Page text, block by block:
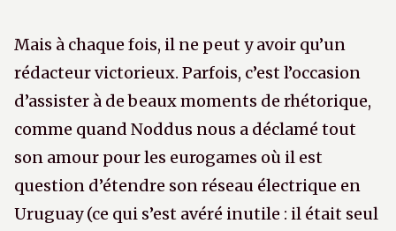
Mais à chaque fois, il ne peut y avoir qu’un
rédacteur victorieux. Parfois, c’est l’occasion
d’assister à de beaux moments de rhétorique,
comme quand Noddus nous a déclamé tout
son amour pour les eurogames où il est
question d’étendre son réseau électrique en
Uruguay (ce qui s’est avéré inutile : il était seul